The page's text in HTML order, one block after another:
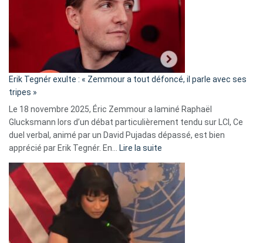
secrète
«
C’est
fake
news
»
Erik Tegnér exulte : « Zemmour a tout défoncé, il parle avec ses
tripes »
Le 18 novembre 2025, Éric Zemmour a laminé Raphaël
Glucksmann lors d’un débat particulièrement tendu sur LCI, Ce
duel verbal, animé par un David Pujadas dépassé, est bien
apprécié par Erik Tegnér. En… Lire la suite
Tegnér
exulte
« Zemmour
a
tout